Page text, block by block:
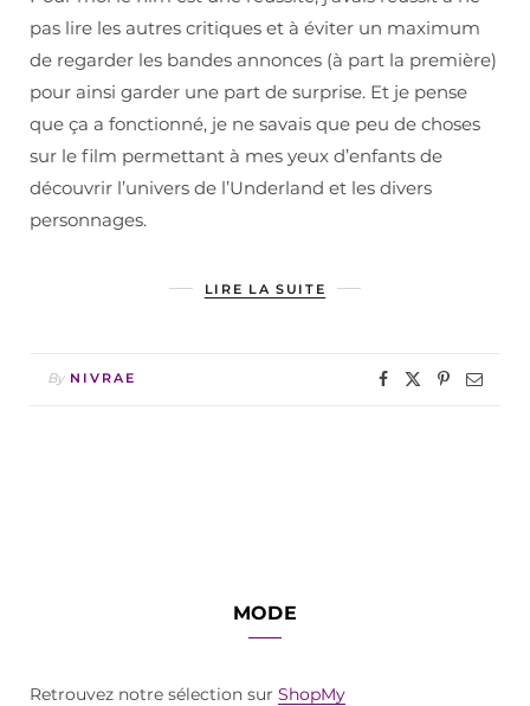
pas lire les autres critiques et à éviter un maximum
de regarder les bandes annonces (à part la première)
pour ainsi garder une part de surprise. Et je pense
que ça a fonctionné, je ne savais que peu de choses
sur le film permettant à mes yeux d’enfants de
découvrir l’univers de l’Underland et les divers
personnages.
LIRE LA SUITE
By NIVRAE
MODE
Retrouvez notre sélection sur ShopMy